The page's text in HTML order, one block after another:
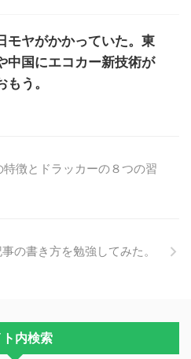
モヤがかかっていた。東
中国にエコカー新技術が
う。
徴とドラッカーの８つの習
の書き方を勉強してみた。
内検索